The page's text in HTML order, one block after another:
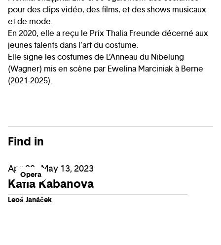
pour des clips vidéo, des films, et des shows musicaux
et de mode.
En 2020, elle a reçu le Prix Thalia Freunde décerné aux
jeunes talents dans l’art du costume.
Elle signe les costumes de L’Anneau du Nibelung
(Wagner) mis en scène par Ewelina Marciniak à Berne
(2021-2025).
Find in
Opera
Apr 28 - May 13, 2023
Katia Kabanova
Leoš Janáček